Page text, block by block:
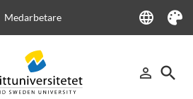
Medarbetare language
Language
Tema
person_outline
Logga in
search
Sök